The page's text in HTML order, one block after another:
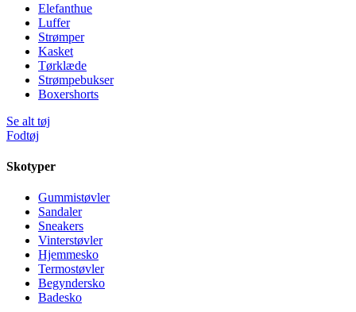
Elefanthue
Luffer
Strømper
Kasket
Tørklæde
Strømpebukser
Boxershorts
Se alt tøj
Fodtøj
Skotyper
Gummistøvler
Sandaler
Sneakers
Vinterstøvler
Hjemmesko
Termostøvler
Begyndersko
Badesko